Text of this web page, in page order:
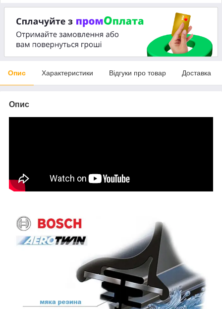
Опис Характеристики Відгуки про товар Доставка
Опис